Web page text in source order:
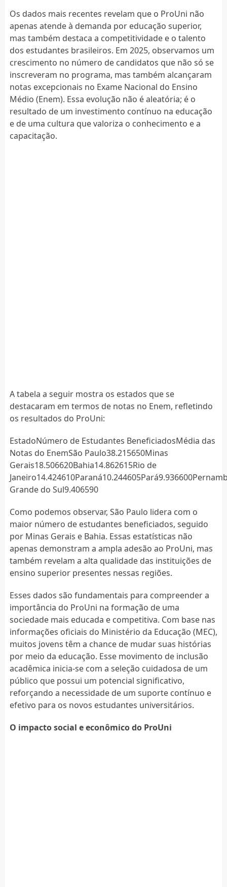
Os dados mais recentes revelam que o ProUni não
apenas atende à demanda por educação superior,
mas também destaca a competitividade e o talento
dos estudantes brasileiros. Em 2025, observamos um
crescimento no número de candidatos que não só se
inscreveram no programa, mas também alcançaram
notas excepcionais no Exame Nacional do Ensino
Médio (Enem). Essa evolução não é aleatória; é o
resultado de um investimento contínuo na educação
e de uma cultura que valoriza o conhecimento e a
capacitação.
A tabela a seguir mostra os estados que se
destacaram em termos de notas no Enem, refletindo
os resultados do ProUni:
EstadoNúmero de Estudantes BeneficiadosMédia das
Notas do EnemSão Paulo38.215650Minas
Gerais18.506620Bahia14.862615Rio de
Grande do Sul9.406590
Como podemos observar, São Paulo lidera com o
maior número de estudantes beneficiados, seguido
por Minas Gerais e Bahia. Essas estatísticas não
apenas demonstram a ampla adesão ao ProUni, mas
também revelam a alta qualidade das instituições de
ensino superior presentes nessas regiões.
Esses dados são fundamentais para compreender a
importância do ProUni na formação de uma
sociedade mais educada e competitiva. Com base nas
informações oficiais do Ministério da Educação (MEC),
muitos jovens têm a chance de mudar suas histórias
por meio da educação. Esse movimento de inclusão
acadêmica inicia-se com a seleção cuidadosa de um
público que possui um potencial significativo,
reforçando a necessidade de um suporte contínuo e
efetivo para os novos estudantes universitários.
O impacto social e econômico do ProUni